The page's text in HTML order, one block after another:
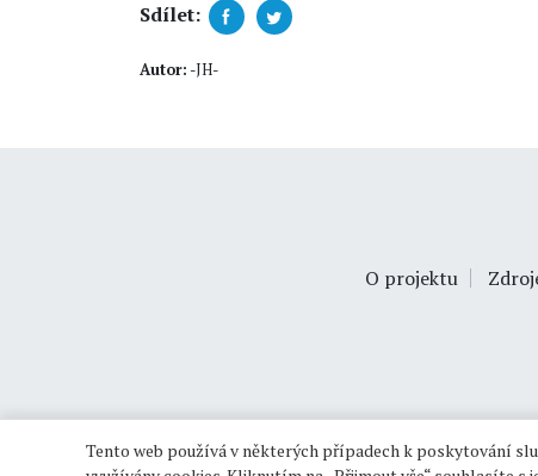
Sdílet:
Autor: -JH-
O projektu
Tento web používá v některých případech k poskytování